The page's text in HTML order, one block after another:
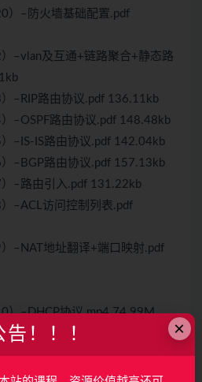
）–防火墙基础配置.pdf
–vlan及互通+链路聚合+静态路
–RIP路由协议.pdf 136.11kb
–OSPF路由协议.pdf 148.48kb
–IS-IS路由协议.pdf 142.04kb
–BGP路由协议.pdf 157.13kb
–路由引入.pdf 131.22kb
–ACL访问控制列表.pdf
–NAT地址翻译+端口映射.pdf
）–DHCP协议.mp4 74.99M
）–VRRP冗余协议.mp4 37.58M
）–PBR策略路由.mp4 48.73M
）–BFD协议.mp4 47.30M
×
告！！！